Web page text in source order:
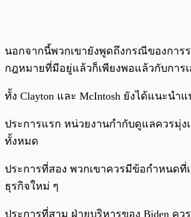
นอกจากนี้พวกเขายังพูดถึงกรณีของการ
กฎหมายที่มีอยู่แล้วก็เพียงพอแล้วกับกา
ทั้ง Clayton และ McIntosh ยังได้แนะน
ประการแรก หน่วยงานกำกับดูแลควรมุ่
ทั้งหมด
ประการที่สอง พวกเขาควรมีข้อกำหนดที่
ธุรกิจใหม่ ๆ
ประการที่สาม ฝ่ายบริหารของ Biden คว